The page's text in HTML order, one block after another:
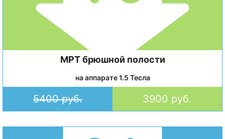
МРТ брюшной полости
на аппарате 1.5 Тесла
5400 руб. 3900 руб.